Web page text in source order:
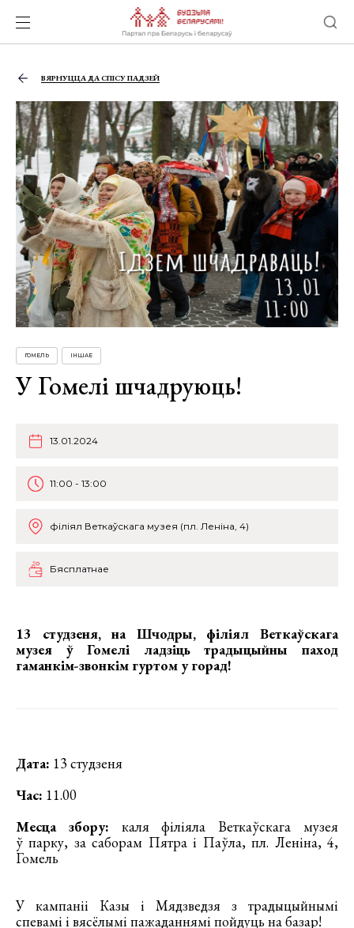
ВЯРНУЦЦА ДА СПІСУ ПАДЗЕЙ
ГОМЕЛЬ ІНШАЕ
У Гомелі шчадруюць!
13.01.2024
11:00 - 13:00
філіял Веткаўскага музея (пл. Леніна, 4)
Бясплатнае
13 студзеня, на Шчодры, філіял Веткаўскага
музея ў Гомелі ладзіць традыцыйны паход
гаманкім-звонкім гуртом у горад!
Дата: 13 студзеня
Час: 11.00
Месца збору: каля філіяла Веткаўскага музея
ў парку, за саборам Пятра і Паўла, пл. Леніна, 4,
Гомель
У кампаніі Казы і Мядзведзя з традыцыйнымі
спевамі і вясёлымі пажаданнямі пойдуць на базар!